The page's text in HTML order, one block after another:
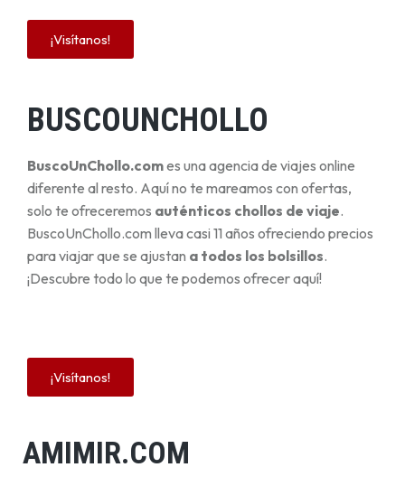
¡Visítanos!
BUSCOUNCHOLLO
BuscoUnChollo.comes una agencia de viajes online
diferente al resto. Aquí no te mareamos con ofertas,
solo te ofreceremos auténticos chollos de viaje.
BuscoUnChollo.com lleva casi 11 años ofreciendo precios
para viajar que se ajustan a todos los bolsillos.
¡Descubre todo lo que te podemos ofrecer aquí!
¡Visítanos!
AMIMIR.COM